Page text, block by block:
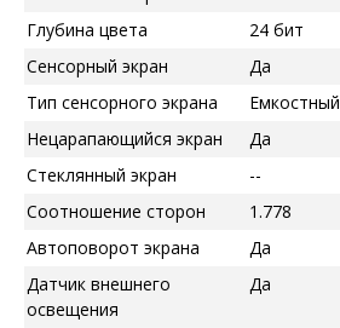
Глубина цвета
24 бит
Сенсорный экран
Да
Тип сенсорного экрана
Емкостный
Нецарапающийся экран
Да
Стеклянный экран
--
Соотношение сторон
1.778
Автоповорот экрана
Да
Датчик внешнего
освещения
Да